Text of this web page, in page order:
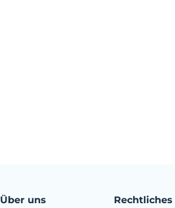
Über uns Rechtliches